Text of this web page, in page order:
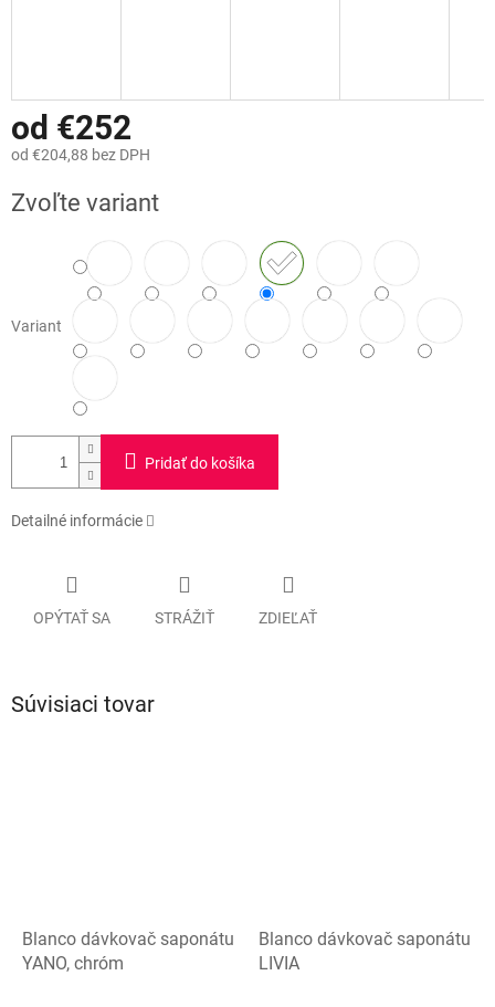
od €252
od €204,88 bez DPH
cena:
Zvoľte variant
Variant
Pridať do košíka
Detailné informácie
OPÝTAŤ SA STRÁŽIŤ ZDIEĽAŤ
Súvisiaci tovar
Blanco dávkovač saponátu
YANO, chróm
Blanco dávkovač saponátu
LIVIA